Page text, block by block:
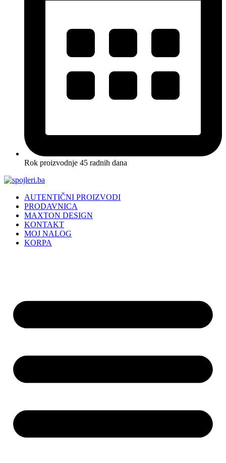
Rok proizvodnje 45 radnih dana
AUTENTIČNI PROIZVODI
PRODAVNICA
MAXTON DESIGN
KONTAKT
MOJ NALOG
KORPA